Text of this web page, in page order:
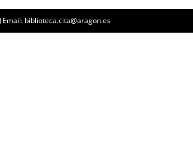
Email: biblioteca.cita@aragon.es